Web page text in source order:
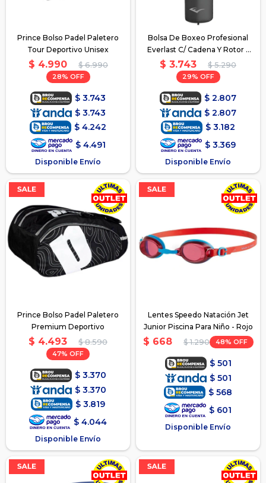
Prince Bolso Padel Paletero
Tour Deportivo Unisex
$ 4.990 $ 6.990
28
$ 3.743
$ 3.743
$ 4.242
$ 4.491
Disponible Envío
Bolsa De Boxeo Profesional
Everlast C/ Cadena Y Rotor -
Gris
$ 3.743 $ 5.290
29
$ 2.807
$ 2.807
$ 3.182
$ 3.369
Disponible Envío
Prince Bolso Padel Paletero
Premium Deportivo
$ 4.493 $ 8.590
47
$ 3.370
$ 3.370
$ 3.819
$ 4.044
Disponible Envío
Lentes Speedo Natación Jet
Junior Piscina Para Niño - Rojo
$ 668 $ 1.290 48
$ 501
$ 501
$ 568
$ 601
Disponible Envío